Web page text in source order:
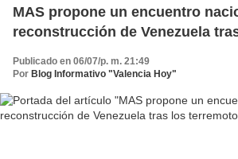
MAS propone un encuentro
reconstrucción de Venezuela
Publicado en 06/07/p. m. 21:49
Por Blog Informativo "Valencia Hoy"